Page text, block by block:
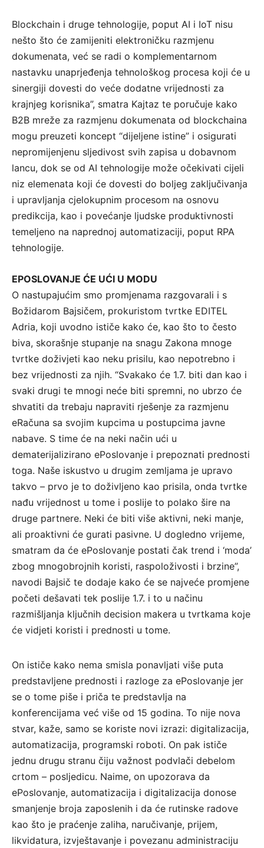
Blockchain i druge tehnologije, poput AI i IoT nisu
nešto što će zamijeniti elektroničku razmjenu
dokumenata, već se radi o komplementarnom
nastavku unaprjeđenja tehnološkog procesa koji će u
sinergiji dovesti do veće dodatne vrijednosti za
krajnjeg korisnika”, smatra Kajtaz te poručuje kako
B2B mreže za razmjenu dokumenata od blockchaina
mogu preuzeti koncept “dijeljene istine” i osigurati
nepromijenjenu sljedivost svih zapisa u dobavnom
lancu, dok se od AI tehnologije može očekivati cijeli
niz elemenata koji će dovesti do boljeg zaključivanja
i upravljanja cjelokupnim procesom na osnovu
predikcija, kao i povećanje ljudske produktivnosti
temeljeno na naprednoj automatizaciji, poput RPA
tehnologije.
EPOSLOVANJE ĆE UĆI U MODU
O nastupajućim smo promjenama razgovarali i s
Božidarom Bajsičem, prokuristom tvrtke EDITEL
Adria, koji uvodno ističe kako će, kao što to često
biva, skorašnje stupanje na snagu Zakona mnoge
tvrtke doživjeti kao neku prisilu, kao nepotrebno i
bez vrijednosti za njih. “Svakako će 1.7. biti dan kao i
svaki drugi te mnogi neće biti spremni, no ubrzo će
shvatiti da trebaju napraviti rješenje za razmjenu
eRačuna sa svojim kupcima u postupcima javne
nabave. S time će na neki način ući u
dematerijalizirano ePoslovanje i prepoznati prednosti
toga. Naše iskustvo u drugim zemljama je upravo
takvo – prvo je to doživljeno kao prisila, onda tvrtke
nađu vrijednost u tome i poslije to polako šire na
druge partnere. Neki će biti više aktivni, neki manje,
ali proaktivni će gurati pasivne. U dogledno vrijeme,
smatram da će ePoslovanje postati čak trend i ‘moda’
zbog mnogobrojnih koristi, raspoloživosti i brzine”,
navodi Bajsič te dodaje kako će se najveće promjene
početi dešavati tek poslije 1.7. i to u načinu
razmišljanja ključnih decision makera u tvrtkama koje
će vidjeti koristi i prednosti u tome.
On ističe kako nema smisla ponavljati više puta
predstavljene prednosti i razloge za ePoslovanje jer
se o tome piše i priča te predstavlja na
konferencijama već više od 15 godina. To nije nova
stvar, kaže, samo se koriste novi izrazi: digitalizacija,
automatizacija, programski roboti. On pak ističe
jednu drugu stranu čiju važnost podvlači debelom
crtom – posljedicu. Naime, on upozorava da
ePoslovanje, automatizacija i digitalizacija donose
smanjenje broja zaposlenih i da će rutinske radove
kao što je praćenje zaliha, naručivanje, prijem,
likvidatura, izvještavanje i povezanu administraciju